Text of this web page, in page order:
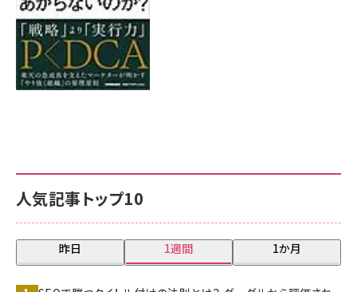
人気記事トップ10
昨日 1週間 1か月